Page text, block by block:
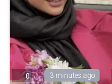
0 3 minutes ago